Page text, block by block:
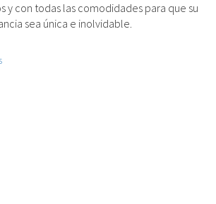
y con todas las comodidades para que su
sea única e inolvidable.